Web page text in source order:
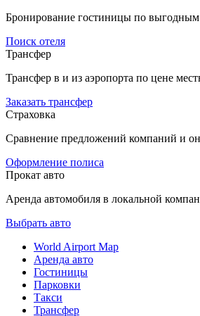
Бронирование гостиницы по
Поиск отеля
Трансфер
Трансфер в и из аэропорта по цене
Заказать трансфер
Страховка
Сравнение предложений компаний и
Оформление полиса
Прокат авто
Аренда автомобиля в локальной
Выбрать авто
World Airport Map
Аренда авто
Гостиницы
Парковки
Такси
Трансфер